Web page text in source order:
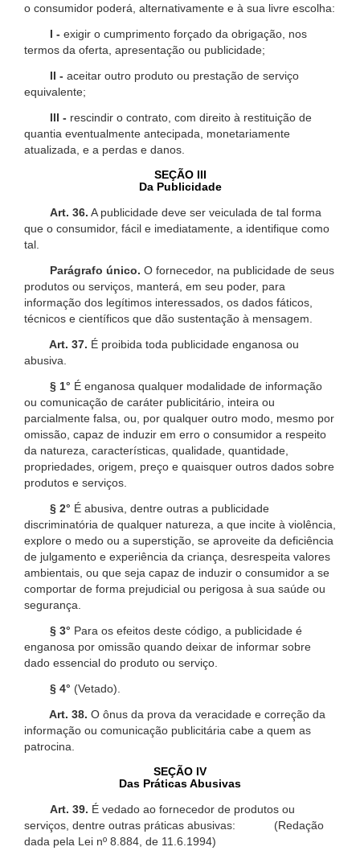
o consumidor poderá, alternativamente e à sua livre escolha:
I - exigir o cumprimento forçado da obrigação, nos
termos da oferta, apresentação ou publicidade;
II - aceitar outro produto ou prestação de serviço
equivalente;
III - rescindir o contrato, com direito à restituição de
quantia eventualmente antecipada, monetariamente
atualizada, e a perdas e danos.
SEÇÃO III
Da Publicidade
Art. 36. A publicidade deve ser veiculada de tal forma
que o consumidor, fácil e imediatamente, a identifique como
tal.
Parágrafo único. O fornecedor, na publicidade de seus
produtos ou serviços, manterá, em seu poder, para
informação dos legítimos interessados, os dados fáticos,
técnicos e científicos que dão sustentação à mensagem.
Art. 37. É proibida toda publicidade enganosa ou
abusiva.
§ 1° É enganosa qualquer modalidade de informação
ou comunicação de caráter publicitário, inteira ou
parcialmente falsa, ou, por qualquer outro modo, mesmo por
omissão, capaz de induzir em erro o consumidor a respeito
da natureza, características, qualidade, quantidade,
propriedades, origem, preço e quaisquer outros dados sobre
produtos e serviços.
§ 2° É abusiva, dentre outras a publicidade
discriminatória de qualquer natureza, a que incite à violência,
explore o medo ou a superstição, se aproveite da deficiência
de julgamento e experiência da criança, desrespeita valores
ambientais, ou que seja capaz de induzir o consumidor a se
comportar de forma prejudicial ou perigosa à sua saúde ou
segurança.
§ 3° Para os efeitos deste código, a publicidade é
enganosa por omissão quando deixar de informar sobre
dado essencial do produto ou serviço.
§ 4° (Vetado).
Art. 38. O ônus da prova da veracidade e correção da
informação ou comunicação publicitária cabe a quem as
patrocina.
SEÇÃO IV
Das Práticas Abusivas
Art. 39. É vedado ao fornecedor de produtos ou
serviços, dentre outras práticas abusivas: (Redação
dada pela Lei nº 8.884, de 11.6.1994)